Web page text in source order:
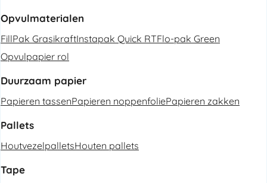
Opvulmaterialen
FillPak GrasikraftInstapak Quick RTFlo-pak Green
Opvulpapier rol
Duurzaam papier
Papieren tassenPapieren noppenfoliePapieren zakken
Pallets
HoutvezelpalletsHouten pallets
Tape